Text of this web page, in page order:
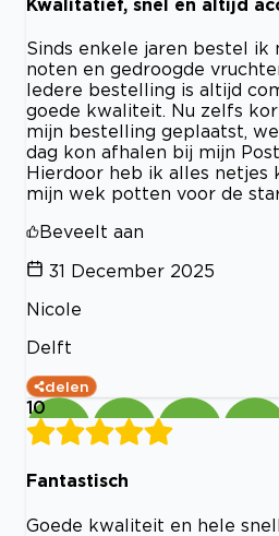
Kwalitatief, snel en altijd
Sinds enkele jaren bestel ik
noten en gedroogde
Iedere bestelling is altijd
goede kwaliteit. Nu zelfs
mijn bestelling geplaatst,
dag kon afhalen bij mijn
Hierdoor heb ik alles netjes
mijn wek potten voor de
Beveelt aan
31 December 2025
Nicole
Delft
delen
10
Fantastisch
Goede kwaliteit en hele